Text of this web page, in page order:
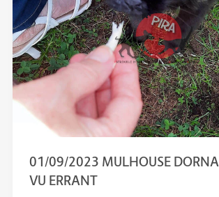
01/09/2023 MULHOUSE
VU ERRANT